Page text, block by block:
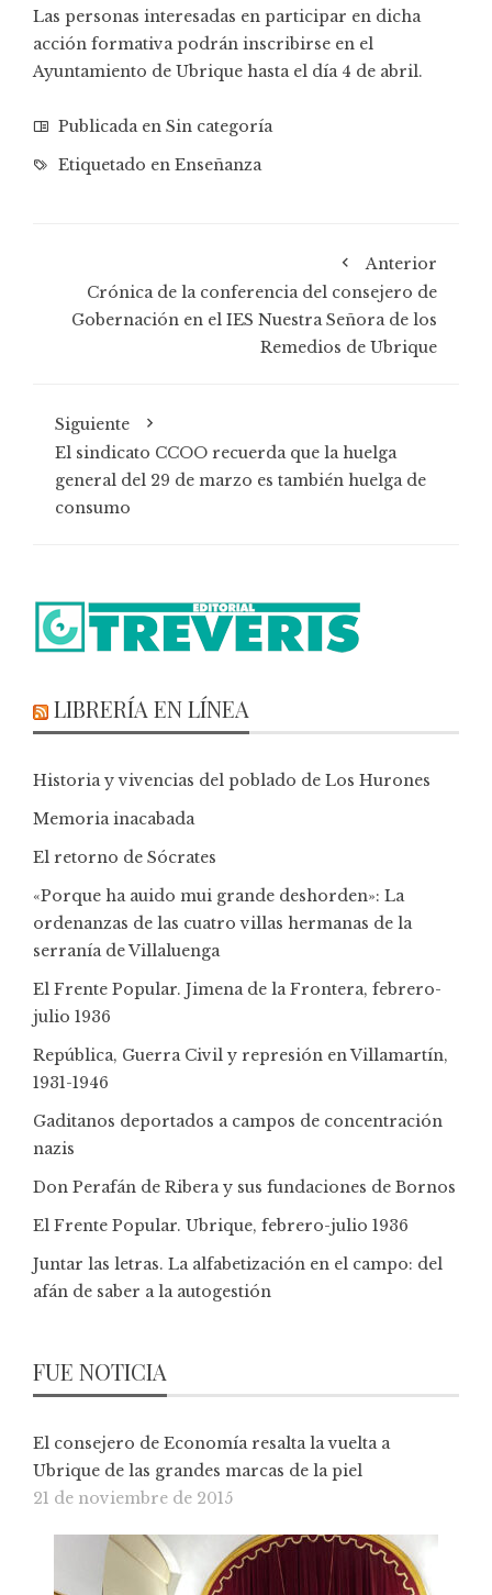
Las personas interesadas en participar en dicha
acción formativa podrán inscribirse en el
Ayuntamiento de Ubrique hasta el día 4 de abril.
Publicada en Sin categoría
Etiquetado en Enseñanza
Anterior
Crónica de la conferencia del consejero de
Gobernación en el IES Nuestra Señora de los
Remedios de Ubrique
Siguiente
El sindicato CCOO recuerda que la huelga
general del 29 de marzo es también huelga de
consumo
LIBRERÍA EN LÍNEA
Historia y vivencias del poblado de Los Hurones
Memoria inacabada
El retorno de Sócrates
«Porque ha auido mui grande deshorden»: La
ordenanzas de las cuatro villas hermanas de la
serranía de Villaluenga
El Frente Popular. Jimena de la Frontera, febrero-
julio 1936
República, Guerra Civil y represión en Villamartín,
1931-1946
Gaditanos deportados a campos de concentración
nazis
Don Perafán de Ribera y sus fundaciones de Bornos
El Frente Popular. Ubrique, febrero-julio 1936
Juntar las letras. La alfabetización en el campo: del
afán de saber a la autogestión
FUE NOTICIA
El consejero de Economía resalta la vuelta a
Ubrique de las grandes marcas de la piel
21 de noviembre de 2015